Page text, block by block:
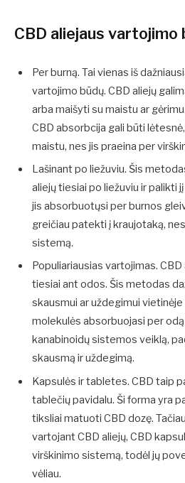
CBD aliejaus vartojimo
Per burną. Tai vienas iš
vartojimo būdų. CBD aliejų
arba maišyti su maistu ar
CBD absorbcija gali būti
maistu, nes jis praeina per
Lašinant po liežuviu. Šis
aliejų tiesiai po liežuviu ir palikti
jis absorbuotųsi per burnos
greičiau patekti į kraujotaką,
sistemą.
Populiariausias vartojimas.
tiesiai ant odos. Šis metodas
skausmui ar uždegimui
molekulės absorbuojasi per
kanabinoidų sistemos veiklą,
skausmą ir uždegimą.
Kapsulės ir tabletes. CBD taip
tablečių pavidalu. Ši forma yra
tiksliai matuoti CBD dozę.
vartojant CBD aliejų, CBD
virškinimo sistemą, todėl jų
vėliau.